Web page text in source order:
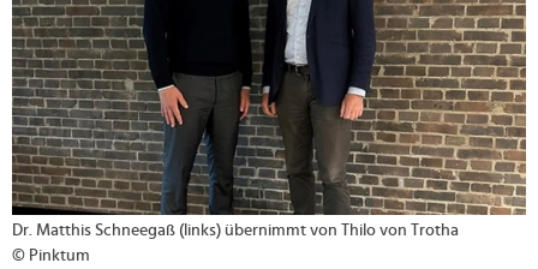
Dr. Matthis Schneegaß (links) übernimmt von Thilo von Trotha
© Pinktum